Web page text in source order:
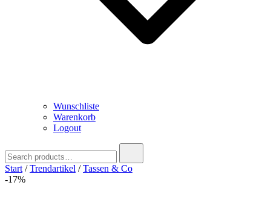
Wunschliste
Warenkorb
Logout
for:
Start /Trendartikel /Tassen & Co
-17%